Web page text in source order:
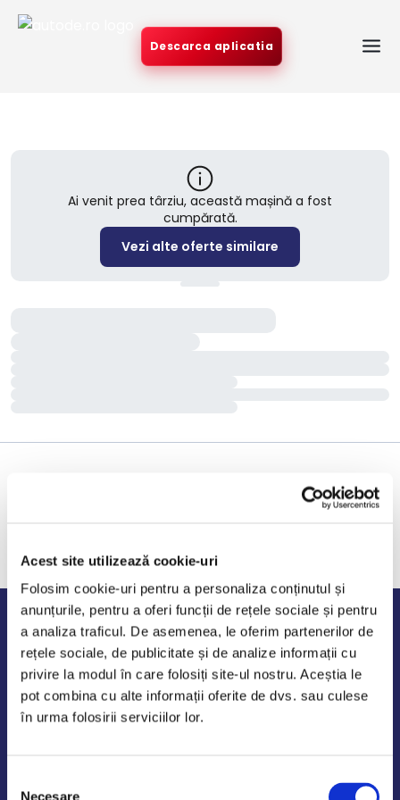
Acest site utilizează cookie-uri
Folosim cookie-uri pentru a personaliza conținutul și
anunțurile, pentru a oferi funcții de rețele sociale și pentru
a analiza traficul. De asemenea, le oferim partenerilor de
rețele sociale, de publicitate și de analize informații cu
privire la modul în care folosiți site-ul nostru. Aceștia le
pot combina cu alte informații oferite de dvs. sau culese
în urma folosirii serviciilor lor.
Necesare
Descarca aplicatia
Ai venit prea târziu, această mașină a fost
cumpărată.
Vezi alte oferte similare
Program de lucru
Luni - Vineri: 09:00-18:00
Sambata - Duminica: 10:00-14:00